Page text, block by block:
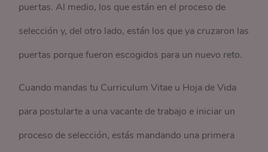
puertas. Al medio, los que están en el proceso de
selección y, del otro lado, están los que ya cruzaron las
puertas porque fueron escogidos para un nuevo reto.
Cuando mandas tu Curriculum Vitae u Hoja de Vida
para postularte a una vacante de trabajo e iniciar un
proceso de selección, estás mandando una primera